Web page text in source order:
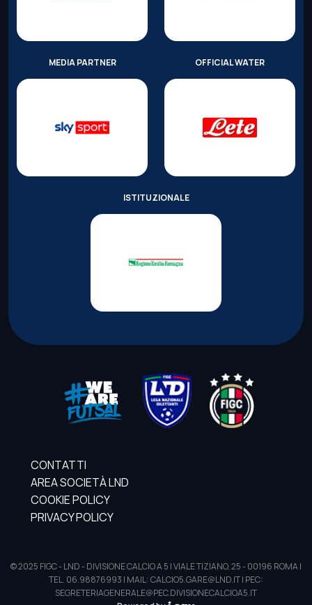
MEDIA PARTNER OFFICIAL WATER
ISTITUZIONALE
CONTATTI
AREA SOCIETÀ LND
COOKIE POLICY
PRIVACY POLICY
© 2025 FIGC - LND - DIVISIONE CALCIO A 5 | VIALE TIZIANO, 25 - 00196 ROMA |
TEL. 06.98876993 | MAIL: CALCIO5.GARE@LND.IT | PEC:
SEGRETERIAGENERALE@PEC.DIVISIONECALCIOA5.IT